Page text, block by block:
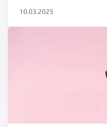
10.03.2025